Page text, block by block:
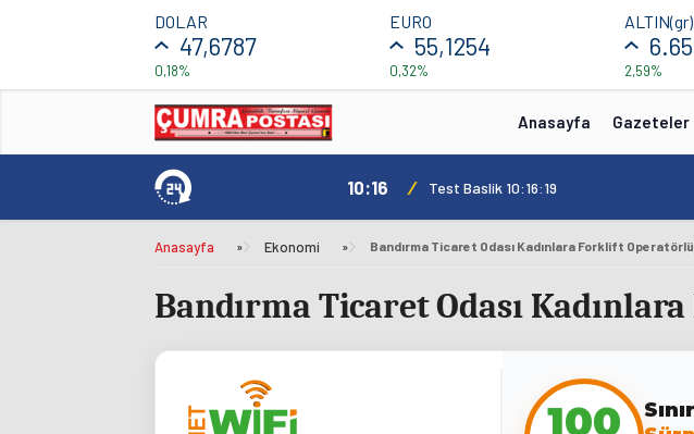
DOLAR
47,6787
0,18%
EURO
55,1254
0,32%
ALTIN(gr)
2,59%
Anasayfa Gazeteler
10:16 / Test Baslik 10:16:19
Anasayfa » Ekonomi »
Bandırma Ticaret Odası